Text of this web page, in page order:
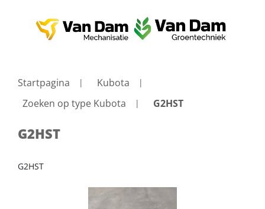
Startpagina
Kubota
Zoeken op type Kubota
G2HST
G2HST
G2HST